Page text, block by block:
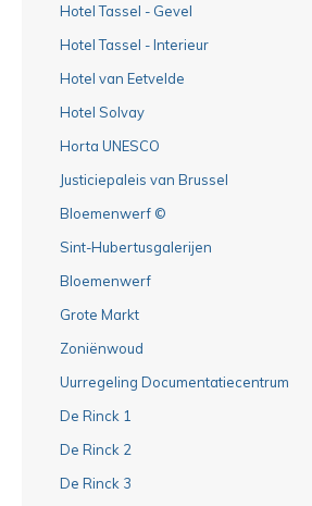
Hotel Tassel - Gevel
Hotel Tassel - Interieur
Hotel van Eetvelde
Hotel Solvay
Horta UNESCO
Justiciepaleis van Brussel
Bloemenwerf ©
Sint-Hubertusgalerijen
Bloemenwerf
Grote Markt
Zoniënwoud
Uurregeling Documentatiecentrum
De Rinck 1
De Rinck 2
De Rinck 3